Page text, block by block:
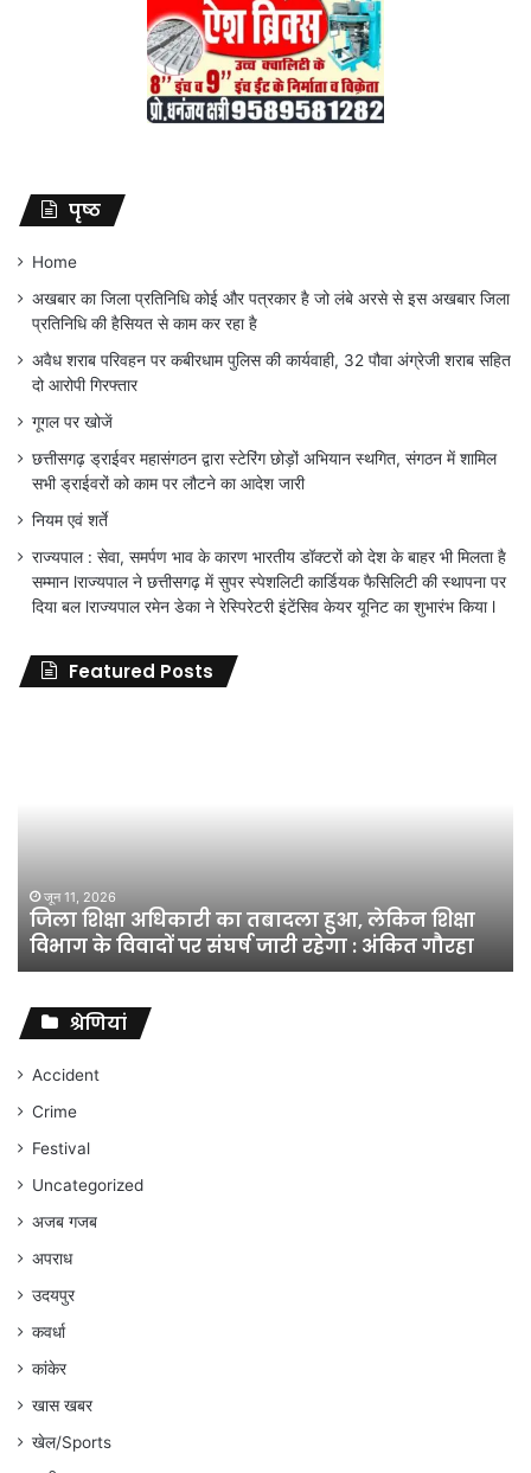
पृष्ठ
Home
अखबार का जिला प्रतिनिधि कोई और पत्रकार है जो लंबे अरसे से इस अखबार जिला
प्रतिनिधि की हैसियत से काम कर रहा है
अवैध शराब परिवहन पर कबीरधाम पुलिस की कार्यवाही, 32 पौवा अंग्रेजी शराब सहित
दो आरोपी गिरफ्तार
गूगल पर खोजें
छत्तीसगढ़ ड्राईवर महासंगठन द्वारा स्टेरिंग छोड़ों अभियान स्थगित, संगठन में शामिल
सभी ड्राईवरों को काम पर लौटने का आदेश जारी
नियम एवं शर्ते
राज्यपाल : सेवा, समर्पण भाव के कारण भारतीय डॉक्टरों को देश के बाहर भी मिलता है
सम्मान lराज्यपाल ने छत्तीसगढ़ में सुपर स्पेशलिटी कार्डियक फैसिलिटी की स्थापना पर
दिया बल lराज्यपाल रमेन डेका ने रेस्पिरेटरी इंटेंसिव केयर यूनिट का शुभारंभ किया l
Featured Posts
शिक्षा
विभाग
विवादों
संघर्ष
जारी
रहेगा
अंकित
गौरहा
जून 11, 2026
जिला शिक्षा अधिकारी का तबादला हुआ, लेकिन शिक्षा
विभाग के विवादों पर संघर्ष जारी रहेगा : अंकित गौरहा
श्रेणियां
Accident
Crime
Festival
Uncategorized
अजब गजब
अपराध
उदयपुर
कवर्धा
कांकेर
खास खबर
खेल/Sports